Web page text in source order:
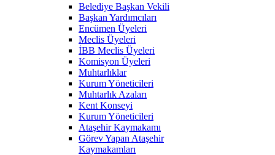
Belediye Başkan Vekili
Başkan Yardımcıları
Encümen Üyeleri
Meclis Üyeleri
İBB Meclis Üyeleri
Komisyon Üyeleri
Muhtarlıklar
Kurum Yöneticileri
Muhtarlık Azaları
Kent Konseyi
Kurum Yöneticileri
Ataşehir Kaymakamı
Görev Yapan Ataşehir
Kaymakamları